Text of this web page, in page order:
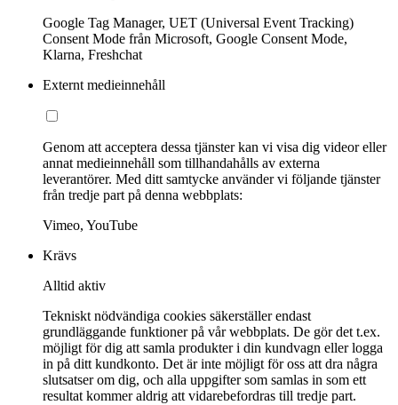
Google Tag Manager, UET (Universal Event Tracking)
Consent Mode från Microsoft, Google Consent Mode,
Klarna, Freshchat
Externt medieinnehåll
Genom att acceptera dessa tjänster kan vi visa dig videor eller
annat medieinnehåll som tillhandahålls av externa
leverantörer. Med ditt samtycke använder vi följande tjänster
från tredje part på denna webbplats:
Vimeo, YouTube
Krävs
Alltid aktiv
Tekniskt nödvändiga cookies säkerställer endast
grundläggande funktioner på vår webbplats. De gör det t.ex.
möjligt för dig att samla produkter i din kundvagn eller logga
in på ditt kundkonto. Det är inte möjligt för oss att dra några
slutsatser om dig, och alla uppgifter som samlas in som ett
resultat kommer aldrig att vidarebefordras till tredje part.